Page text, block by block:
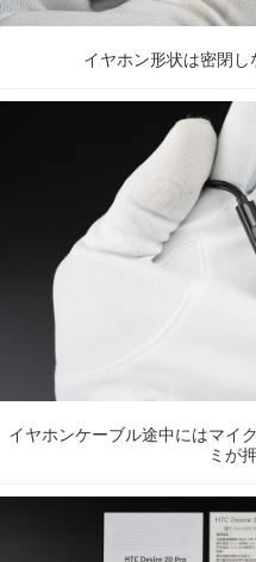
イヤホン形状は密閉
イヤホンケーブル途中にはマイ
ミが